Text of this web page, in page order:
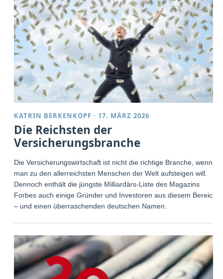
KATRIN BERKENKOPF · 17. MÄRZ 2026
Die Reichsten der
Versicherungsbranche
Die Versicherungswirtschaft ist nicht die richtige Branche, wenn
man zu den allerreichsten Menschen der Welt aufsteigen will.
Dennoch enthält die jüngste Milliardärs-Liste des Magazins
Forbes auch einige Gründer und Investoren aus diesem Bereich
– und einen überraschenden deutschen Namen.